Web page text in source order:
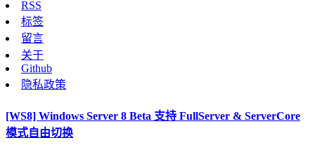
RSS
标签
留言
关于
Github
隐私政策
[WS8] Windows Server 8 Beta 支持 FullServer & ServerCore
模式自由切换